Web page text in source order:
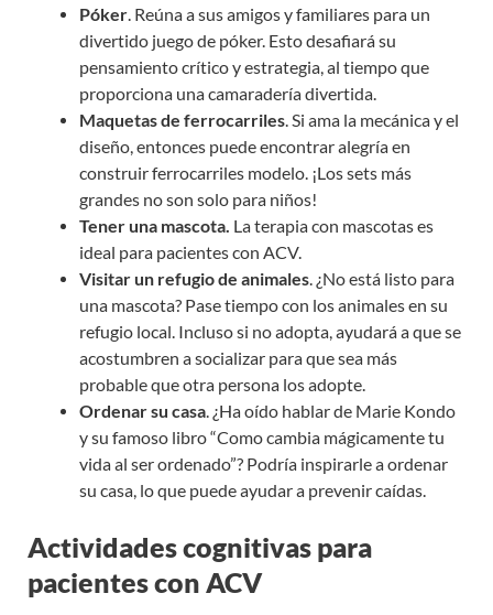
Póker. Reúna a sus amigos y familiares para un
divertido juego de póker. Esto desafiará su
pensamiento crítico y estrategia, al tiempo que
proporciona una camaradería divertida.
Maquetas de ferrocarriles. Si ama la mecánica y el
diseño, entonces puede encontrar alegría en
construir ferrocarriles modelo. ¡Los sets más
grandes no son solo para niños!
Tener una mascota. La terapia con mascotas es
ideal para pacientes con ACV.
Visitar un refugio de animales. ¿No está listo para
una mascota? Pase tiempo con los animales en su
refugio local. Incluso si no adopta, ayudará a que se
acostumbren a socializar para que sea más
probable que otra persona los adopte.
Ordenar su casa. ¿Ha oído hablar de Marie Kondo
y su famoso libro “Como cambia mágicamente tu
vida al ser ordenado”? Podría inspirarle a ordenar
su casa, lo que puede ayudar a prevenir caídas.
Actividades cognitivas para
pacientes con ACV